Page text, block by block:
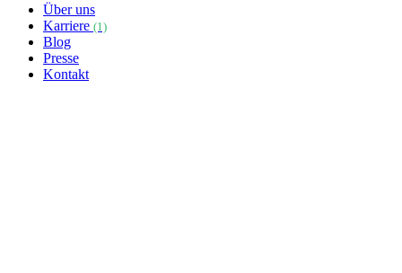
Über uns
Karriere (1)
Blog
Presse
Kontakt